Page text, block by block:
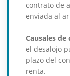
contrato de
enviada al
Causales de
el desalojo
plazo del
renta.